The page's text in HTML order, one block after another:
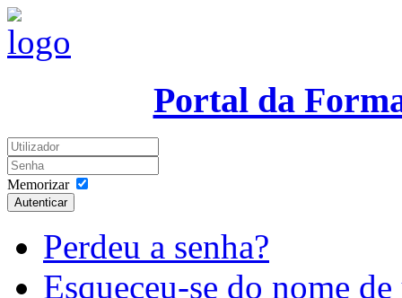
Portal da
Memorizar
Autenticar
Perdeu a senha?
Esqueceu-se do nome